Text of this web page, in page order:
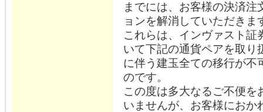
までには、お客様の決済
ョンを解消していただき
これらは、インヴァスト
いて下記の通貨ペアを取り
に伴う建玉全ての移行が不
のです。
この度は多大なるご不便
いませんが、お客様におか